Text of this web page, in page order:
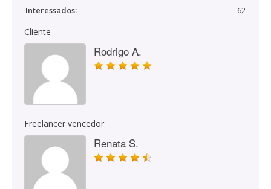
Interessados:
62
Cliente
Rodrigo A.
Freelancer vencedor
Renata S.